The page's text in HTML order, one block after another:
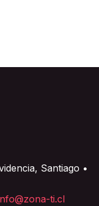
Santiago •
ti.cl